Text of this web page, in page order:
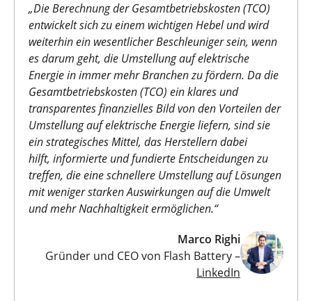
„Die Berechnung der Gesamtbetriebskosten (TCO)
entwickelt sich zu einem wichtigen Hebel und wird
weiterhin ein wesentlicher Beschleuniger sein, wenn
es darum geht, die Umstellung auf elektrische
Energie in immer mehr Branchen zu fördern. Da die
Gesamtbetriebskosten (TCO) ein klares und
transparentes finanzielles Bild von den Vorteilen der
Umstellung auf elektrische Energie liefern, sind sie
ein strategisches Mittel, das Herstellern dabei
hilft, informierte und fundierte Entscheidungen zu
treffen, die eine schnellere Umstellung auf Lösungen
mit weniger starken Auswirkungen auf die Umwelt
und mehr Nachhaltigkeit ermöglichen.“
Marco Righi
Gründer und CEO von Flash Battery –
LinkedIn